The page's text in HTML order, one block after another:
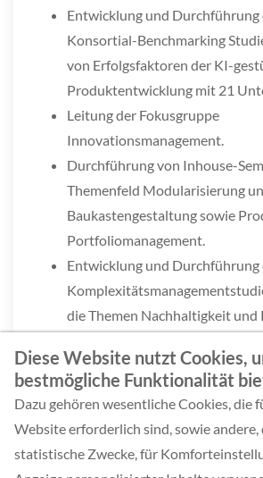
Entwicklung und Durchführung
Konsortial-Benchmarking
von Erfolgsfaktoren der KI-
Produktentwicklung mit 21
Leitung der Fokusgruppe
Innovationsmanagement.
Durchführung von Inhouse-
Themenfeld Modularisierung
Baukastengestaltung sowie
Portfoliomanagement.
Entwicklung und Durchführung
die Themen Nachhaltigkeit
ZURÜCK
Diese Website nutzt Cookies,
bestmögliche Funktionalität
Dazu gehören wesentliche Cookies, die
Website erforderlich sind, sowie
statistische Zwecke, für